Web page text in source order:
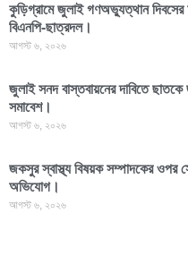
কুড়িগ্রামে জুলাই গণঅভ্যুত্থান দিবসের
বিএনপি-ছাত্রদল।
আগস্ট ৬, ২০২৬
জুলাই সনদ বাস্তবায়নের দাবিতে ছাতকে
সমাবেশ।
আগস্ট ৬, ২০২৬
জকসুর স্বাস্থ্য বিষয়ক সম্পাদকের ওপর
অভিযোগ।
আগস্ট ৬, ২০২৬